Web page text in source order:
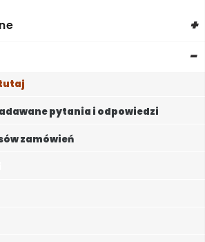
+
-
pytania i odpowiedzi
zamówień